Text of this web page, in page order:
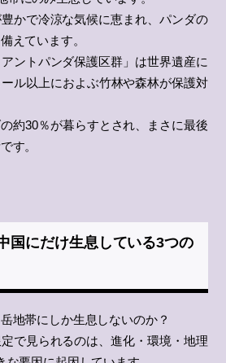
かで冷涼な気候に恵まれ、パンダの
えています。
ントパンダ保護区群」は世界遺産に
ル以上におよぶ竹林や森林が保護対
約30％が暮らすとされ、まさに最後
す。
国にだけ生息している3つの
地帯にしか生息しないのか？
で見られるのは、進化・環境・地理